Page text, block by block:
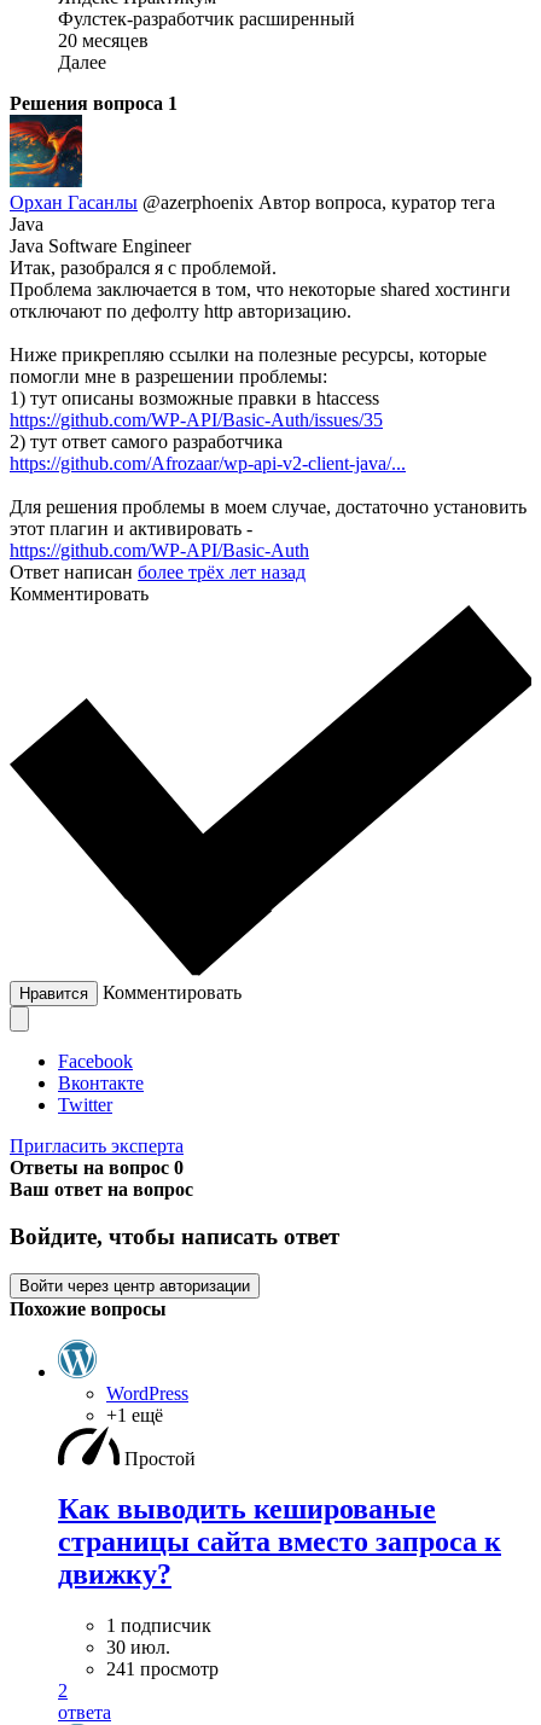
Фулстек-разработчик расширенный
20 месяцев
Далее
Решения вопроса 1
Орхан Гасанлы @azerphoenix Автор вопроса, куратор тега
Java
Java Software Engineer
Итак, разобрался я с проблемой.
Проблема заключается в том, что некоторые shared хостинги
отключают по дефолту http авторизацию.
Ниже прикрепляю ссылки на полезные ресурсы, которые
помогли мне в разрешении проблемы:
1) тут описаны возможные правки в htaccess
https://github.com/WP-API/Basic-Auth/issues/35
2) тут ответ самого разработчика
https://github.com/Afrozaar/wp-api-v2-client-java/...
Для решения проблемы в моем случае, достаточно установить
этот плагин и активировать -
https://github.com/WP-API/Basic-Auth
Ответ написан более трёх лет назад
Комментировать
Нравится Комментировать
Facebook
Вконтакте
Twitter
Пригласить эксперта
Ответы на вопрос 0
Ваш ответ на вопрос
Войдите, чтобы написать ответ
Войти через центр авторизации
Похожие вопросы
WordPress
+1 ещё
Простой
Как выводить кешированые
страницы сайта вместо запроса к
движку?
1 подписчик
30 июл.
241 просмотр
2
ответа